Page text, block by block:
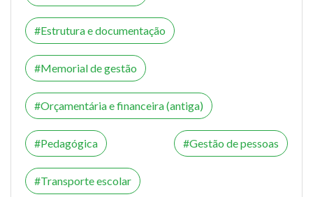
Estrutura e documentação
Memorial de gestão
Orçamentária e financeira (antiga)
Pedagógica Gestão de pessoas
Transporte escolar